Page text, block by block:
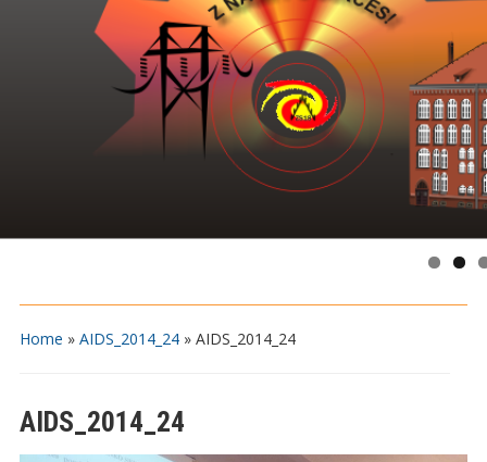
Home » AIDS_2014_24» AIDS_2014_24
AIDS_2014_24